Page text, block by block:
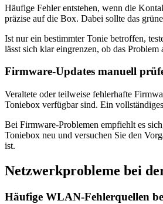
Häufige Fehler entstehen, wenn die
präzise auf die Box. Dabei sollte das
Ist nur ein bestimmter Tonie betroffen,
lässt sich klar eingrenzen, ob das
Firmware-Updates manuell
Veraltete oder teilweise fehlerhafte
Toniebox verfügbar sind. Ein
Bei Firmware-Problemen empfiehlt es
Toniebox neu und versuchen Sie den
ist.
Netzwerkprobleme bei
Häufige WLAN-Fehlerquellen